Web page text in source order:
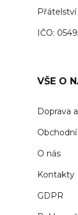
Přátelství
IČO:
VŠE O
Doprava
O nás
Kontakty
GDPR